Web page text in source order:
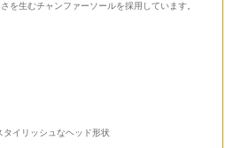
を生むチャンファーソールを採用しています。
タイリッシュなヘッド形状